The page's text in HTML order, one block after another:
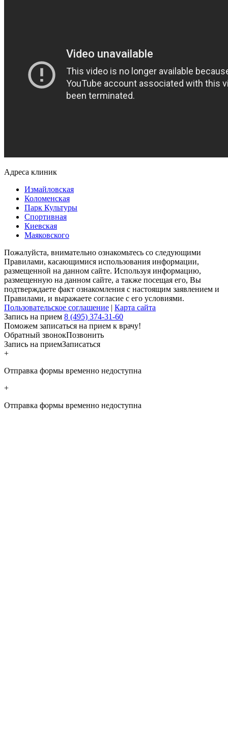
Адреса клиник
Измайловская
Коломенская
Парк Культуры
Спортивная
Киевская
Маяковского
Пожалуйста, внимательно ознакомьтесь со следующими
Правилами, касающимися использования информации,
размещенной на данном сайте. Используя информацию,
размещенную на данном сайте, а также посещая его, Вы
подтверждаете факт ознакомления с настоящим заявлением и
Правилами, и выражаете согласие с его условиями.
Пользовательское соглашение | Карта сайта
Запись на прием 8 (495) 374-31-60
Поможем записаться на прием к врачу!
Обратный звонокПозвонить
Запись на приемЗаписаться
+
Отправка формы временно недоступна
+
Отправка формы временно недоступна